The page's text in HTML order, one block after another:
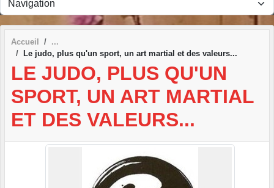
Accueil
Le judo, plus qu'un sport, un art martial et des valeurs...
LE JUDO, PLUS QU'UN
SPORT, UN ART MARTIAL
ET DES VALEURS...